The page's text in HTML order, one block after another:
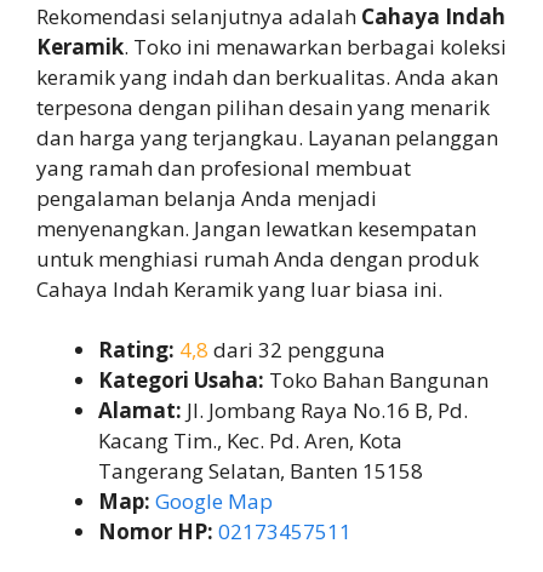
Rekomendasi selanjutnya adalah Cahaya Indah
Keramik. Toko ini menawarkan berbagai koleksi
keramik yang indah dan berkualitas. Anda akan
terpesona dengan pilihan desain yang menarik
dan harga yang terjangkau. Layanan pelanggan
yang ramah dan profesional membuat
pengalaman belanja Anda menjadi
menyenangkan. Jangan lewatkan kesempatan
untuk menghiasi rumah Anda dengan produk
Cahaya Indah Keramik yang luar biasa ini.
Rating: 4,8 dari 32 pengguna
Kategori Usaha: Toko Bahan Bangunan
Alamat: Jl. Jombang Raya No.16 B, Pd.
Kacang Tim., Kec. Pd. Aren, Kota
Tangerang Selatan, Banten 15158
Map: Google Map
Nomor HP: 02173457511